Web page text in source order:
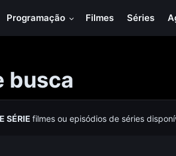
Programação Filmes Séries
busca
SÉRIEfilmes ou episódios de séries